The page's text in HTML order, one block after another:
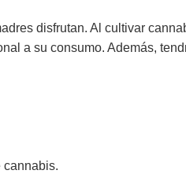
disfrutan. Al cultivar
a su consumo. Además,
cannabis.